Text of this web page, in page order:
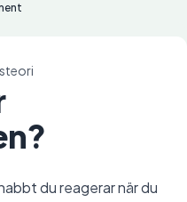
du reagerar när du